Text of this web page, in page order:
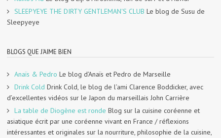
SLEEPYEYE THE DIRTY GENTLEMAN'S CLUB Le blog de Susu de
Sleepyeye
BLOGS QUE J'AIME BIEN
Anaïs & Pedro Le blog d’Anaïs et Pedro de Marseille
Drink Cold Drink Cold, le blog de l’ami Clarence Boddicker, avec
d’excellentes vidéos sur le Japon du marseillais John Carrière
La table de Diogène est ronde Blog sur la cuisine coréenne et
asiatique écrit par une coréenne vivant en France / réflexions
intéressantes et originales sur la nourriture, philosophie de la cuisine,